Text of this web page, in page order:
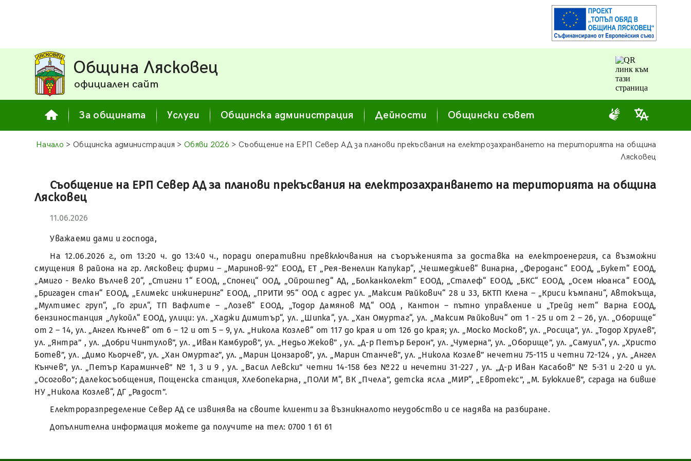
Община Лясковец
официален сайт
За общината Услуги Общинска администрация Дейности Общински съвет
Начало > Общинска администрация > Обяви 2026 > Съобщение на ЕРП Север АД за планови прекъсвания на електрозахранването на територията на община
Лясковец
Съобщение на ЕРП Север АД за планови прекъсвания на електрозахранването на територията на община
Лясковец
11.06.2026
Уважаеми дами и господа,
На 12.06.2026 г., от 13:20 ч. до 13:40 ч., поради оперативни превключвания на съоръженията за доставка на електроенергия, са възможни
смущения в района на гр. Лясковец: фирми – „Маринов-92“ ЕООД, ЕТ „Рея-Венелин Капукар“, „Чешмеджиев“ винарна, „Фероданс“ ЕООД, „Букет“ ЕООД,
„Амиго - Велко Вълчев 20“, „Стигни 1“ ЕООД, „Спонец“ ООД, „Ойрошпед“ АД, „Болканколект“ ЕООД, „Сталеф“ ЕООД, „БКС“ ЕООД, „Осем нюанса“ ЕООД,
„Бригаден стан“ ЕООД, „Елимекс инжинеринг“ ЕООД, „ПРИТИ 95“ ООД с адрес ул. „Максим Райкович“ 28 и 33, БКТП Клена – „Криси къмпани“, Автокъща,
„Мултимес груп“, „Го грил“, ТП Вафлите – „Лозев“ ЕООД, „Тодор Дамянов МД“ ООД , Кантон – пътно управление и „Трейд нет“ Варна ЕООД,
бензиностанция „Лукойл“ ЕООД, улици: ул. „Хаджи Димитър“, ул. „Шипка“, ул. „Хан Омуртаг“, ул. „Максим Райкович“ от 1 - 25 и от 2 – 26, ул. „Оборище“
от 2 – 14, ул. „Ангел Кънчев“ от 6 – 12 и от 5 – 9, ул. „Никола Козлев“ от 117 до края и от 126 до края; ул. „Моско Москов”, ул. „Росица”, ул. „Тодор Хрулев”,
ул. „Янтра” , ул. „Добри Чинтулов”, ул. „Иван Камбуров”, ул. „Недьо Жеков” , ул. „Д-р Петър Берон”, ул. „Чумерна”, ул. „Оборище”, ул. „Самуил“, ул. „Христо
Ботев”, ул. „Димо Кьорчев”, ул. „Хан Омуртаг”, ул. „Марин Цонзаров”, ул. „Марин Станчев”, ул. „Никола Козлев” нечетни 75-115 и четни 72-124 , ул. „Ангел
Кънчев”, ул. „Петър Караминчев” № 1, 3 и 9 , ул. „Васил Левски” четни 14-158 без №22 и нечетни 31-227 , ул. „Д-р Иван Касабов” № 5-31 и 2-20 и ул.
„Осогово”; Далекосъобщения, Пощенска станция, Хлебопекарна, „ПОЛИ М“, ВК „Пчела”, детскa яслa „МИР“, „Евротекс”, „М. Буюклиев”, сграда на бивше
НУ „Никола Козлев“, ДГ „Радост”.
Електроразпределение Север АД се извинява на своите клиенти за възникналото неудобство и се надява на разбиране.
Допълнителна информация можете да получите на тел: 0700 1 61 61